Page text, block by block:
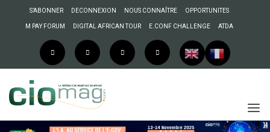
S’ABONNER DECONNEXION NOUS CONNAÎTRE OPPORTUNITES
M PAY FORUM DIGITAL AFRICAN TOUR E.CONF CHALLENGE ATDA